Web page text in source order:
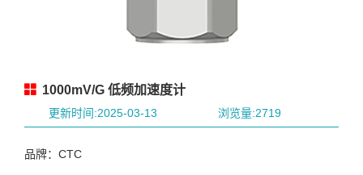
1000mV/G 低频加速度计
更新时间:2025-03-13 浏览量:2719
品牌：CTC